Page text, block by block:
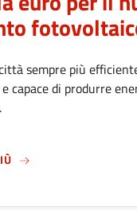
sempre più
capace di produrre
SUCTE CARNOVALI,